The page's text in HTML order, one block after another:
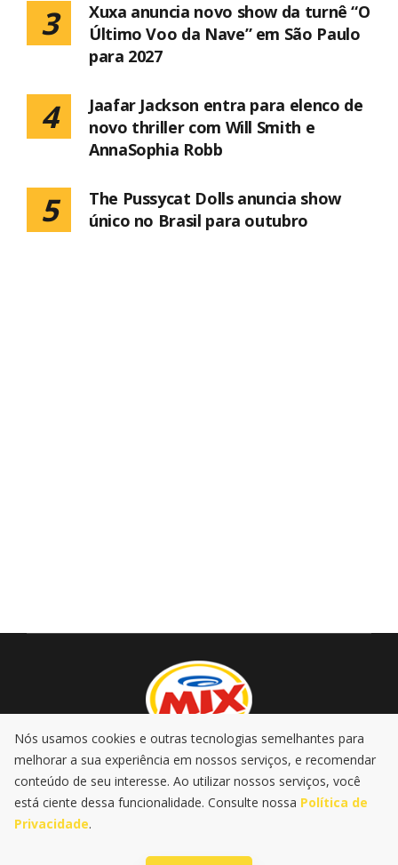
3
Xuxa anuncia novo show da turnê “O
Último Voo da Nave” em São Paulo
para 2027
4
Jaafar Jackson entra para elenco de
novo thriller com Will Smith e
AnnaSophia Robb
5
The Pussycat Dolls anuncia show
único no Brasil para outubro
AO VIVO PROMOÇÕES PODCASTS
MÚSICA
NOTÍCIAS
Política de Privacidade|LGPD|@2025 Rádio Mix FM . Todos os
Nós usamos cookies e outras tecnologias semelhantes para
melhorar a sua experiência em nossos serviços, e recomendar
conteúdo de seu interesse. Ao utilizar nossos serviços, você
está ciente dessa funcionalidade. Consulte nossa Política de
Privacidade.